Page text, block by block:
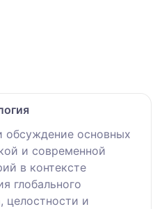
обсуждение основных
и современной
в контексте
глобального
целостности и